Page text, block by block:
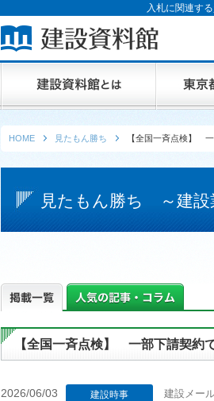
入札に関連す
HOME 見たもん勝ち 【全国一斉点検】
見たもん勝ち ～建設
【全国一斉点検】 一部下請契約
2026/06/03 建設時事 建設メー